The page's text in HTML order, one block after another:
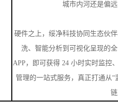
城市内河还是偏
硬件之上，绥净科技协同生态伙
洗、智能分析到可视化呈现的
APP，即可获得 24 小时实时监控
管理的一站式服务，真正打通从“